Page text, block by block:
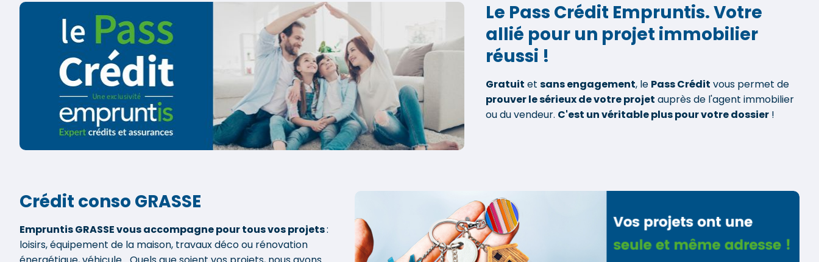
Le Pass Crédit Empruntis. Votre
allié pour un projet immobilier
réussi !
Gratuit et sans engagement, le Pass Crédit vous permet de
prouver le sérieux de votre projet auprès de l'agent immobilier
ou du vendeur. C'est un véritable plus pour votre dossier !
Crédit conso GRASSE
Empruntis GRASSE vous accompagne pour tous vos projets:
loisirs, équipement de la maison, travaux déco ou rénovation